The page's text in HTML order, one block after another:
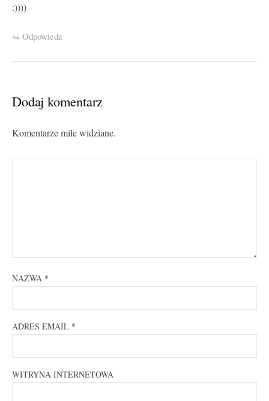
:))))
Odpowiedz
Dodaj komentarz
Komentarze mile widziane.
NAZWA *
ADRES EMAIL *
WITRYNA INTERNETOWA